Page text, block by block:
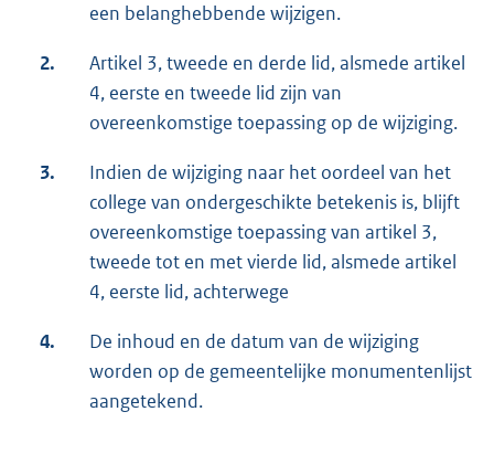
een belanghebbende wijzigen.
2.
Artikel 3, tweede en derde lid, alsmede artikel
4, eerste en tweede lid zijn van
overeenkomstige toepassing op de wijziging.
3.
Indien de wijziging naar het oordeel van het
college van ondergeschikte betekenis is, blijft
overeenkomstige toepassing van artikel 3,
tweede tot en met vierde lid, alsmede artikel
4, eerste lid, achterwege
4.
De inhoud en de datum van de wijziging
worden op de gemeentelijke monumentenlijst
aangetekend.